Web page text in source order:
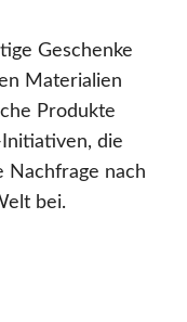
Geschenke
Materialien
Produkte
die
Nachfrage nach
bei.